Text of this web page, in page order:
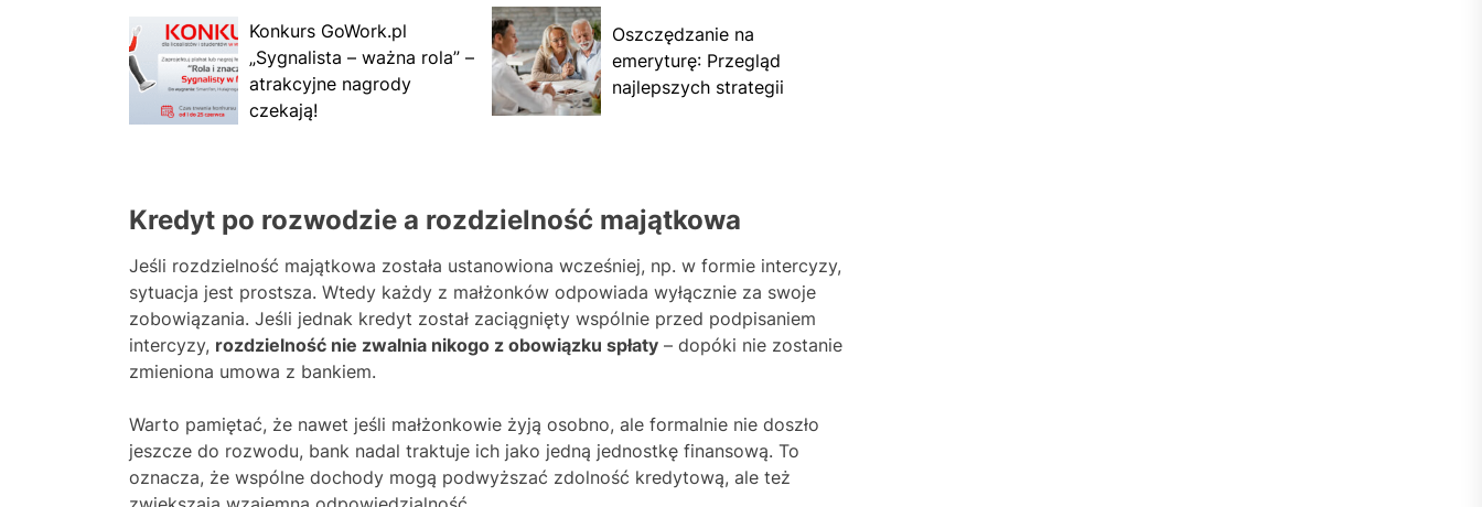
Konkurs GoWork.pl
„Sygnalista – ważna rola” –
atrakcyjne nagrody
czekają!
Oszczędzanie na
emeryturę: Przegląd
najlepszych strategii
Kredyt po rozwodzie a rozdzielność majątkowa
Jeśli rozdzielność majątkowa została ustanowiona wcześniej, np. w formie intercyzy,
sytuacja jest prostsza. Wtedy każdy z małżonków odpowiada wyłącznie za swoje
zobowiązania. Jeśli jednak kredyt został zaciągnięty wspólnie przed podpisaniem
intercyzy, rozdzielność nie zwalnia nikogo z obowiązku spłaty – dopóki nie zostanie
zmieniona umowa z bankiem.
Warto pamiętać, że nawet jeśli małżonkowie żyją osobno, ale formalnie nie doszło
jeszcze do rozwodu, bank nadal traktuje ich jako jedną jednostkę finansową. To
oznacza, że wspólne dochody mogą podwyższać zdolność kredytową, ale też